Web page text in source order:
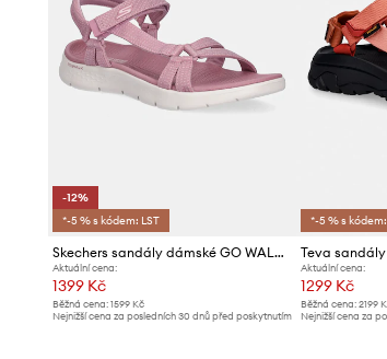
-12%
*-5 % s kódem: LST
Skechers sandály dámské GO WALK FLEX
Aktuální cena:
1399 Kč
Běžná cena: 1599 Kč
Nejnižší cena za posledních 30 dnů před poskytnutím
*-5 % s
Aktuální cena:
1299 Kč
Běžná cena:2199
Nejnižší cena za